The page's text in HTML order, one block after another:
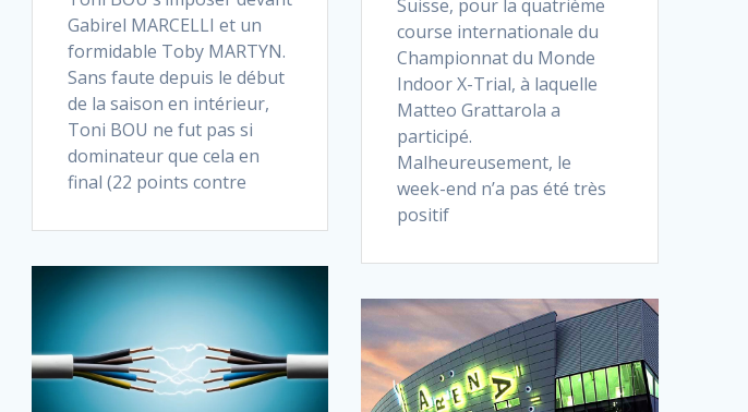
Suisse, pour la quatrième
course internationale du
Championnat du Monde
Indoor X-Trial, à laquelle
Matteo Grattarola a
participé.
Malheureusement, le
week-end n’a pas été très
positif
Gabirel MARCELLI et un
formidable Toby MARTYN.
Sans faute depuis le début
de la saison en intérieur,
Toni BOU ne fut pas si
dominateur que cela en
final (22 points contre